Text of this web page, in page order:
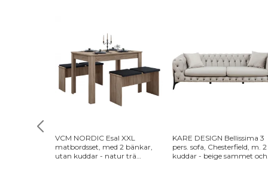
VCM NORDIC Esal XXL
matbordsset, med 2 bänkar,
utan kuddar - natur trä
KARE DESIGN Bellissima 3
pers. sofa, Chesterfield, m. 2
kuddar - beige sammet och